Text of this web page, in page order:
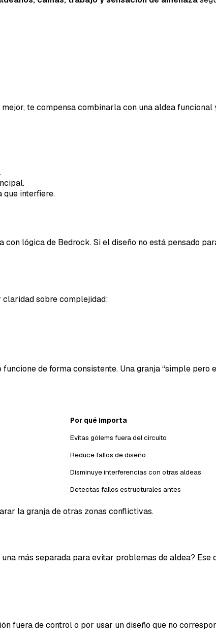
te compensa combinarla con una aldea
que interfiere.
lógica de Bedrock. Si el diseño no está pensado
sobre complejidad:
de forma consistente. Una granja “simple pero
Por qué importa
Evitas gólems fuera del circuito
Reduce fallos de diseño
Disminuye interferencias con otras aldeas
Detectas fallos estructurales antes
la granja de otras zonas conflictivas.
más separada para evitar problemas de aldea?
fuera de control o por usar un diseño que no